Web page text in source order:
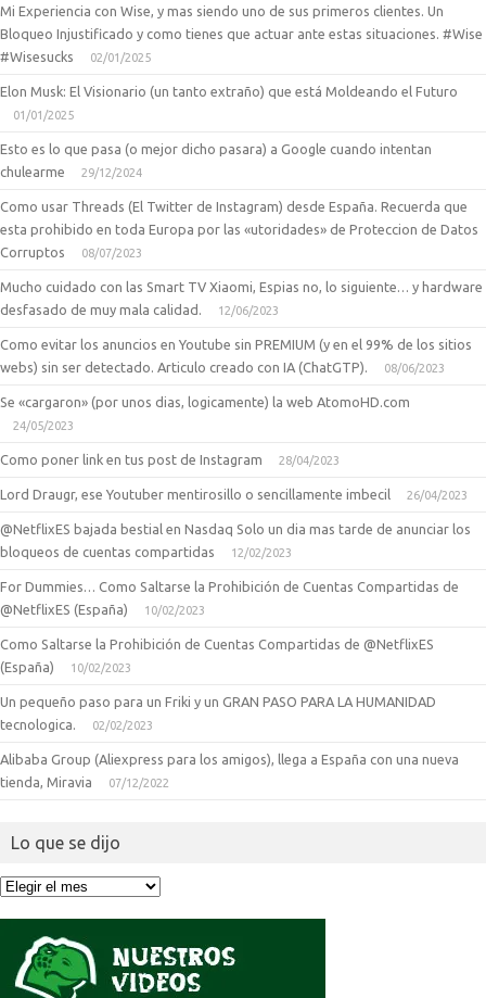
Mi Experiencia con Wise, y mas siendo uno de sus primeros clientes. Un
Bloqueo Injustificado y como tienes que actuar ante estas situaciones. #Wise
#Wisesucks
02/01/2025
Elon Musk: El Visionario (un tanto extraño) que está Moldeando el Futuro
01/01/2025
Esto es lo que pasa (o mejor dicho pasara) a Google cuando intentan
chulearme
29/12/2024
Como usar Threads (El Twitter de Instagram) desde España. Recuerda que
esta prohibido en toda Europa por las «utoridades» de Proteccion de Datos
Corruptos
08/07/2023
Mucho cuidado con las Smart TV Xiaomi, Espias no, lo siguiente… y hardware
desfasado de muy mala calidad.
12/06/2023
Como evitar los anuncios en Youtube sin PREMIUM (y en el 99% de los sitios
webs) sin ser detectado. Articulo creado con IA (ChatGTP).
08/06/2023
Se «cargaron» (por unos dias, logicamente) la web AtomoHD.com
24/05/2023
Como poner link en tus post de Instagram 28/04/2023
Lord Draugr, ese Youtuber mentirosillo o sencillamente imbecil 26/04/2023
@NetflixES bajada bestial en Nasdaq Solo un dia mas tarde de anunciar los
bloqueos de cuentas compartidas
12/02/2023
For Dummies… Como Saltarse la Prohibición de Cuentas Compartidas de
@NetflixES (España)
10/02/2023
Como Saltarse la Prohibición de Cuentas Compartidas de @NetflixES
(España)
10/02/2023
Un pequeño paso para un Friki y un GRAN PASO PARA LA HUMANIDAD
tecnologica.
02/02/2023
Alibaba Group (Aliexpress para los amigos), llega a España con una nueva
tienda, Miravia
07/12/2022
Lo que se dijo
Lo